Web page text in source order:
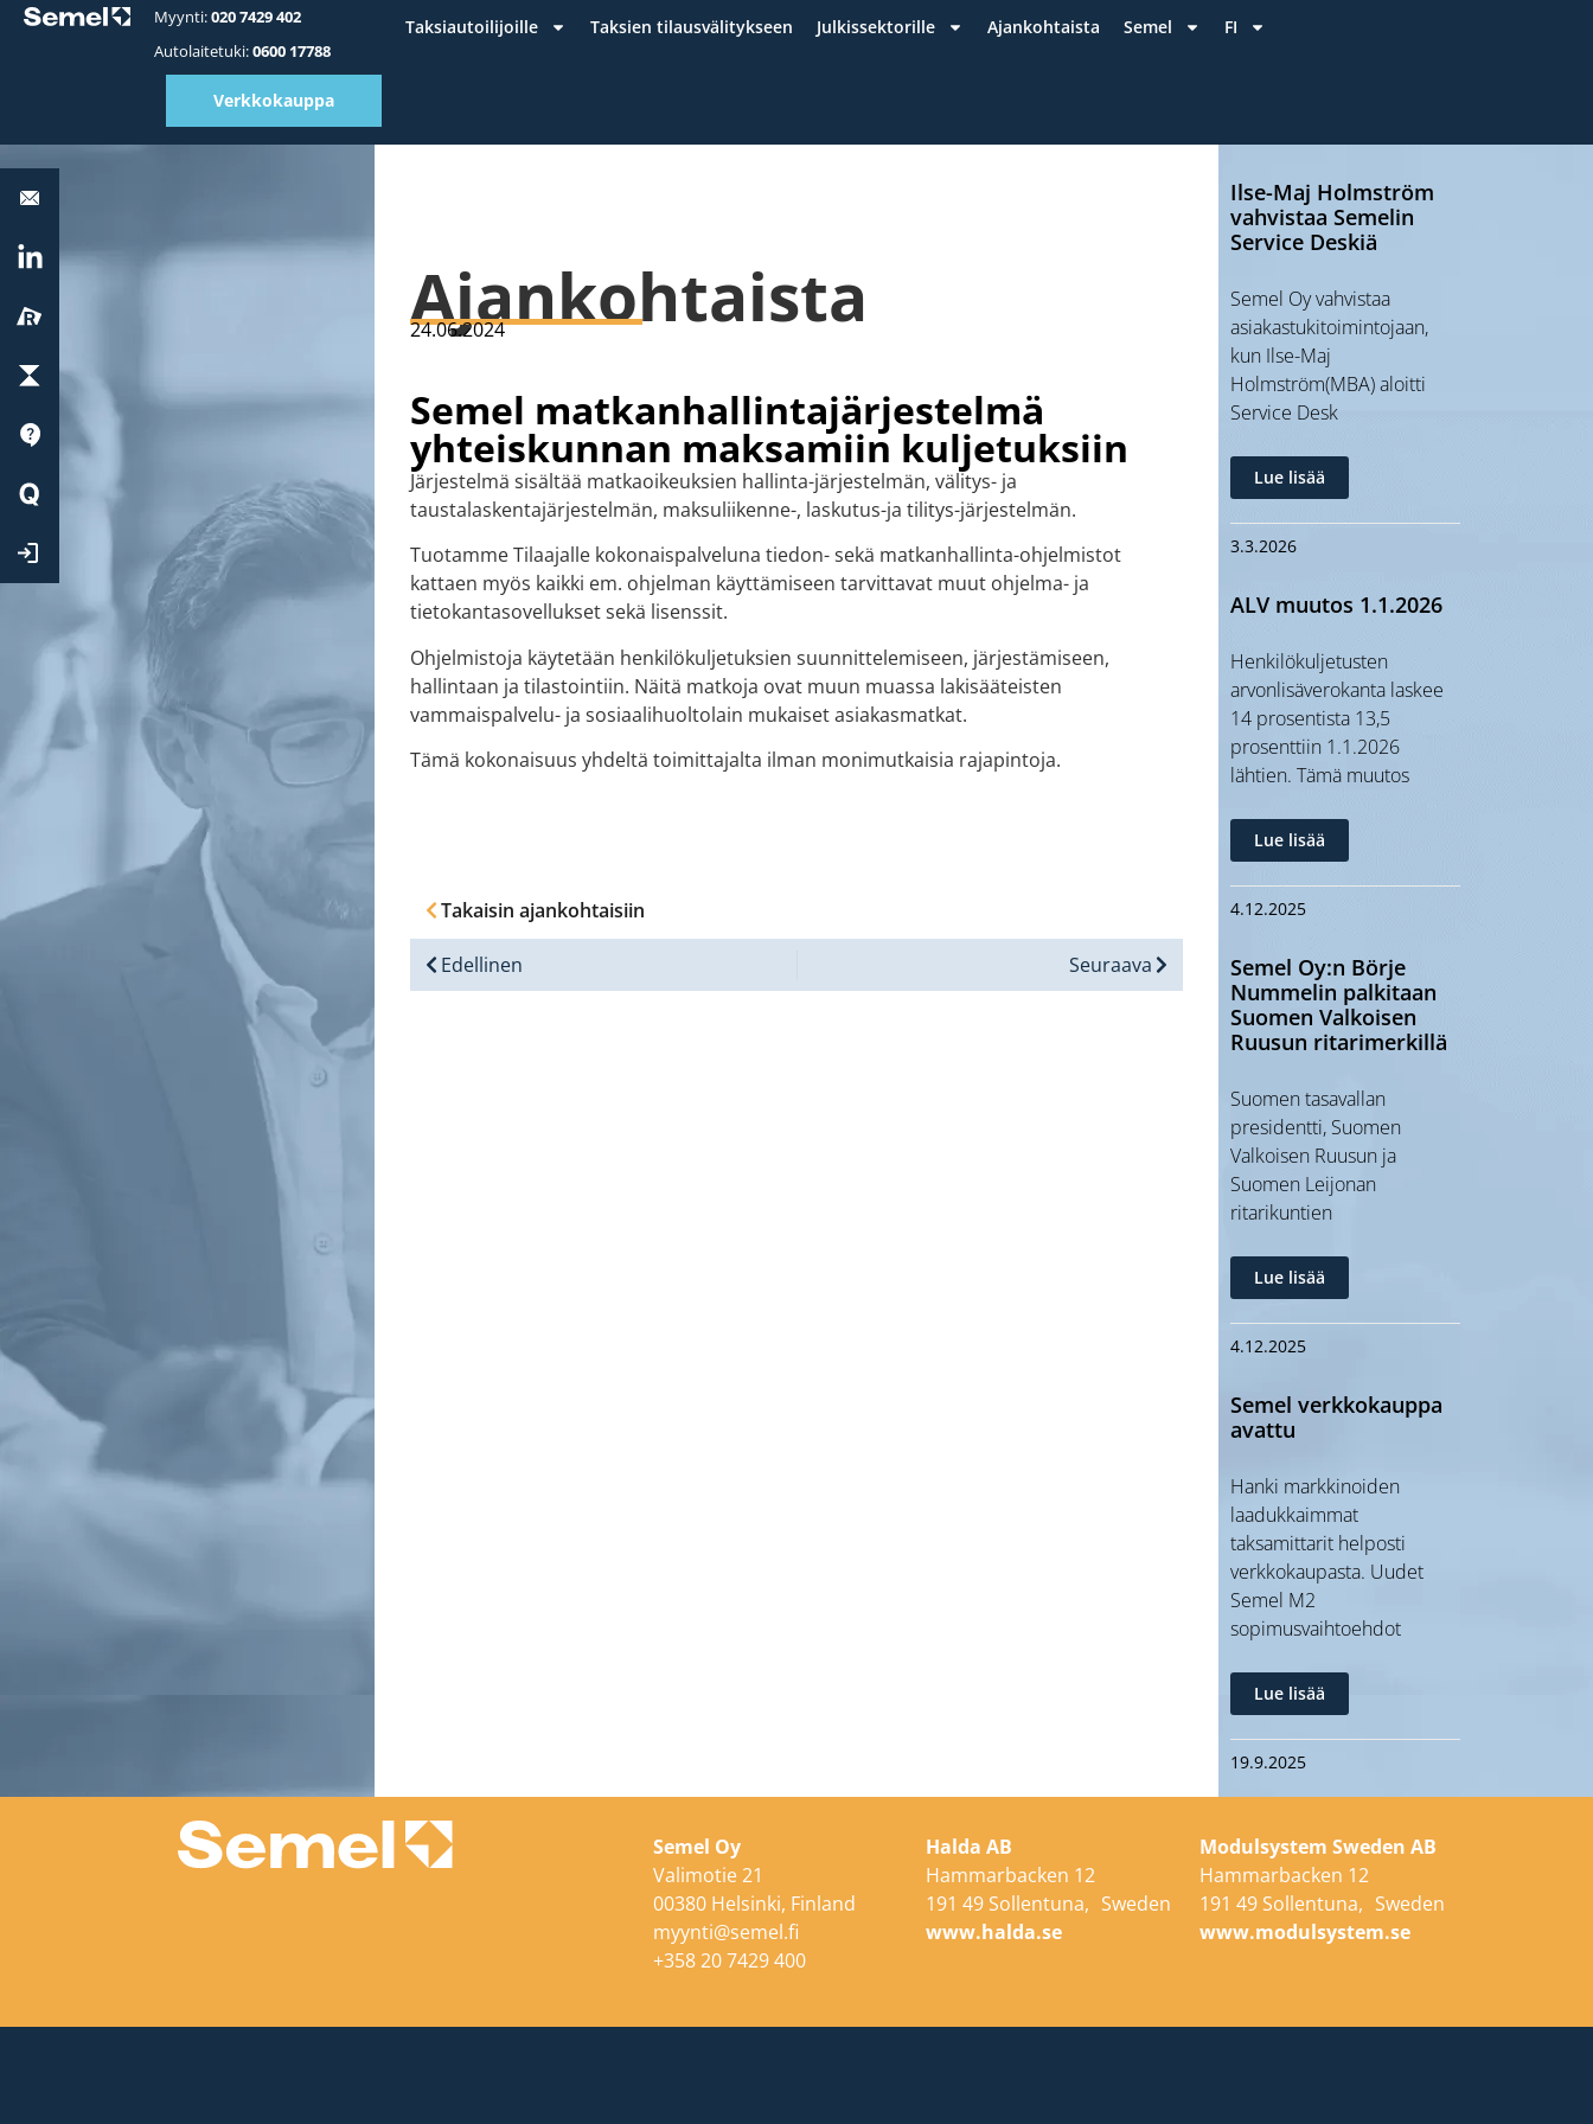
Myynti:020 7429 402
Autolaitetuki:0600 17788
Verkkokauppa
Taksiautoilijoille Taksien tilausvälitykseen Julkissektorille Ajankohtaista Semel FI
LinkedIn
ParkChargePay
Tuki
Extranettiin
Ajankohtaista
24.06.2024
Semel matkanhallintajärjestelmä
yhteiskunnan maksamiin kuljetuksiin
Järjestelmä sisältää matkaoikeuksien hallinta-järjestelmän, välitys- ja
taustalaskentajärjestelmän, maksuliikenne-, laskutus-ja tilitys-järjestelmän.
Tuotamme Tilaajalle kokonaispalveluna tiedon- sekä matkanhallinta-ohjelmistot
kattaen myös kaikki em. ohjelman käyttämiseen tarvittavat muut ohjelma- ja
tietokantasovellukset sekä lisenssit.
Ohjelmistoja käytetään henkilökuljetuksien suunnittelemiseen, järjestämiseen,
hallintaan ja tilastointiin. Näitä matkoja ovat muun muassa lakisääteisten
vammaispalvelu- ja sosiaalihuoltolain mukaiset asiakasmatkat.
Tämä kokonaisuus yhdeltä toimittajalta ilman monimutkaisia rajapintoja.
Takaisin ajankohtaisiin
Edellinen Seuraava
Ilse-Maj Holmström
vahvistaa Semelin
Service Deskiä
Semel Oy vahvistaa
asiakastukitoimintojaan,
kun Ilse-Maj
Holmström(MBA) aloitti
Service Desk
Lue lisää
3.3.2026
ALV muutos 1.1.2026
Henkilökuljetusten
arvonlisäverokanta laskee
14 prosentista 13,5
prosenttiin 1.1.2026
lähtien. Tämä muutos
Lue lisää
4.12.2025
Semel Oy:n Börje
Nummelin palkitaan
Suomen Valkoisen
Ruusun ritarimerkillä
Suomen tasavallan
presidentti, Suomen
Valkoisen Ruusun ja
Suomen Leijonan
ritarikuntien
Lue lisää
4.12.2025
Semel verkkokauppa
avattu
Hanki markkinoiden
laadukkaimmat
taksamittarit helposti
verkkokaupasta. Uudet
Semel M2
sopimusvaihtoehdot
Lue lisää
19.9.2025
Semel Oy
Valimotie 21
00380 Helsinki, Finland
myynti@semel.fi
+358 20 7429 400
Halda AB
Hammarbacken 12
191 49 Sollentuna, Sweden
www.halda.se
Modulsystem Sweden AB
Hammarbacken 12
191 49 Sollentuna, Sweden
www.modulsystem.se